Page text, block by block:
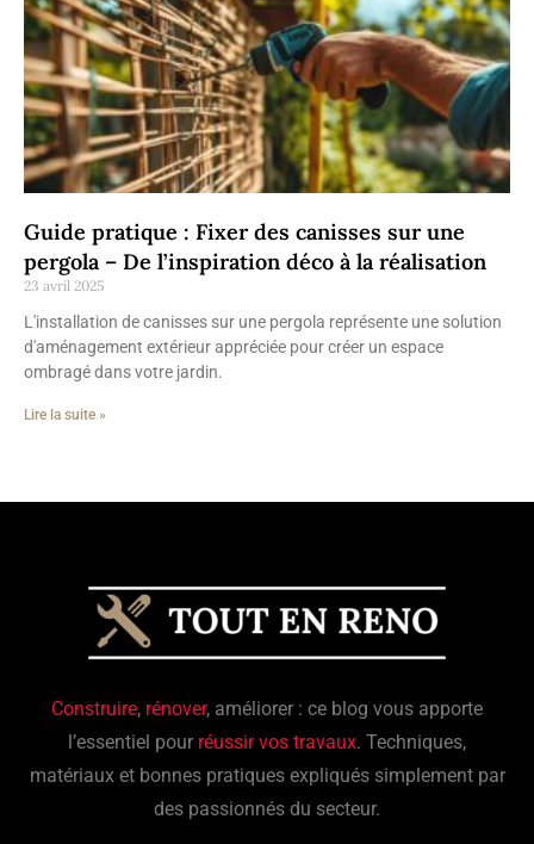
Guide pratique : Fixer des canisses sur une
pergola – De l’inspiration déco à la réalisation
23 avril 2025
L'installation de canisses sur une pergola représente une solution
d'aménagement extérieur appréciée pour créer un espace
ombragé dans votre jardin.
Lire la suite »
Construire, rénover, améliorer : ce blog vous apporte
l’essentiel pour réussir vos travaux. Techniques,
matériaux et bonnes pratiques expliqués simplement par
des passionnés du secteur.